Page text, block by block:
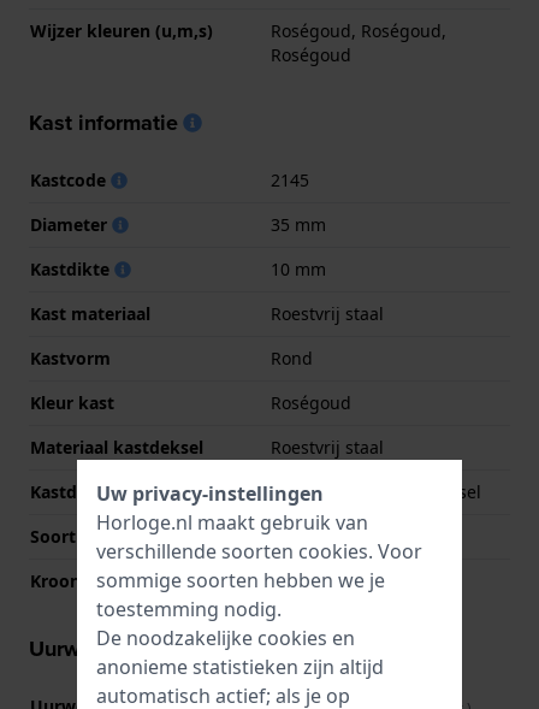
Wijzer kleuren (u,m,s)
Roségoud, Roségoud,
Roségoud
Kast informatie
Kastcode
2145
Diameter
35 mm
Kastdikte
10 mm
Kast materiaal
Roestvrij staal
Kastvorm
Rond
Kleur kast
Roségoud
Materiaal kastdeksel
Roestvrij staal
Kastdeksel
Geschroefde achterdeksel
Soort glas
Saffier
Kroon
Trek kroon
Uurwerk informatie
Uw privacy-instellingen
Horloge.nl maakt gebruik van
verschillende soorten cookies. Voor
sommige soorten hebben we je
toestemming nodig.
De noodzakelijke cookies en
anonieme statistieken zijn altijd
automatisch actief; als je op